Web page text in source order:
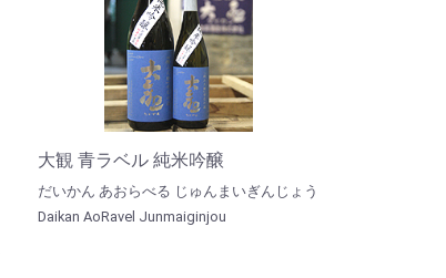
大観 青ラベル 純米吟醸
だいかん あおらべる じゅんまいぎんじょう
Daikan AoRavel Junmaiginjou